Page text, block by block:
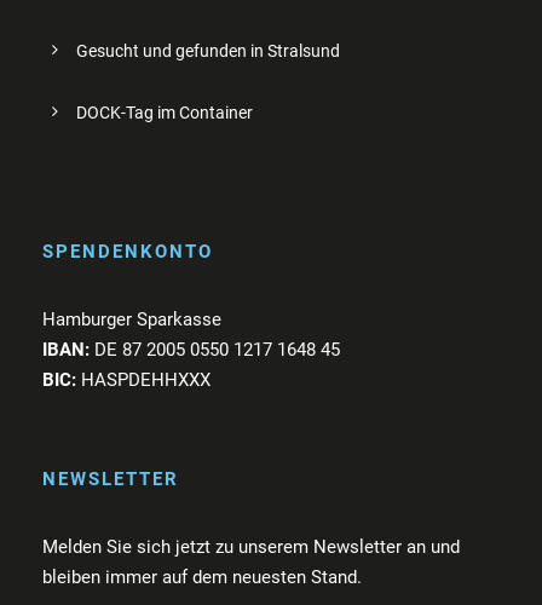
Gesucht und gefunden in Stralsund
DOCK-Tag im Container
SPENDENKONTO
Hamburger Sparkasse
IBAN: DE 87 2005 0550 1217 1648 45
BIC: HASPDEHHXXX
NEWSLETTER
Melden Sie sich jetzt zu unserem Newsletter an und
bleiben immer auf dem neuesten Stand.